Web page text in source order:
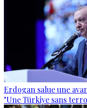
Erdogan salue une
"Une Türkiye sans